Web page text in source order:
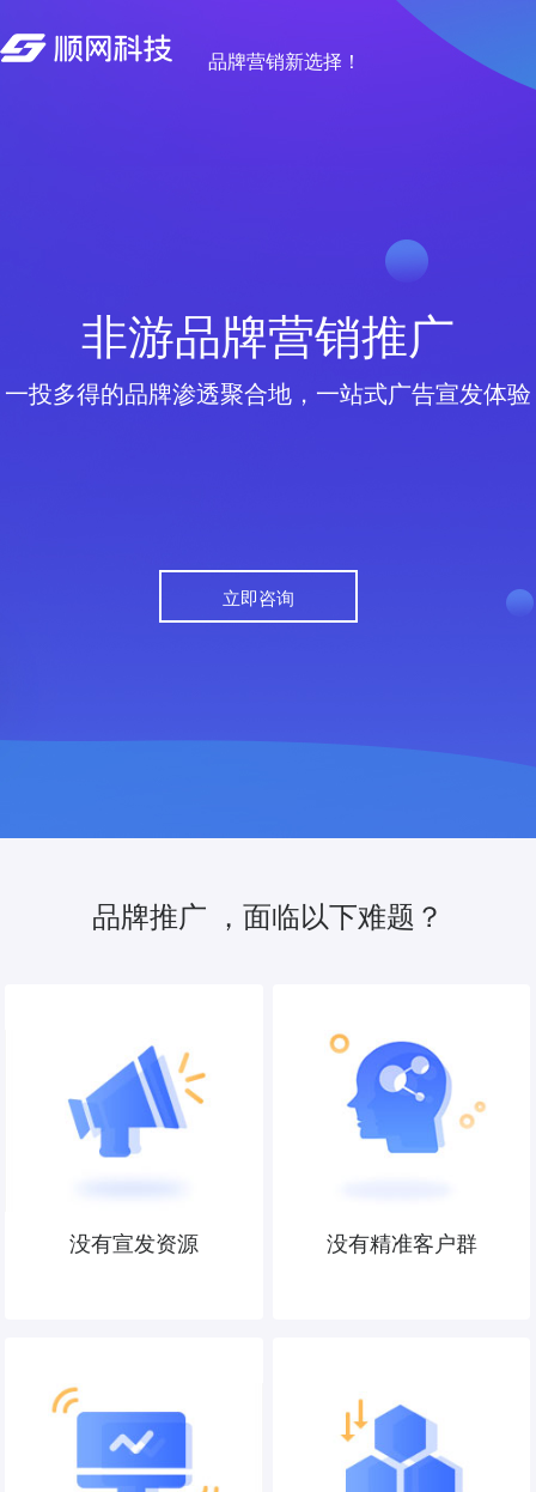
品牌营销新选择！
非游品牌营销推广
一投多得的品牌渗透聚合地，一站式广告宣发体验
立即咨询
品牌推广 ，面临以下难题？
没有宣发资源 没有精准客户群